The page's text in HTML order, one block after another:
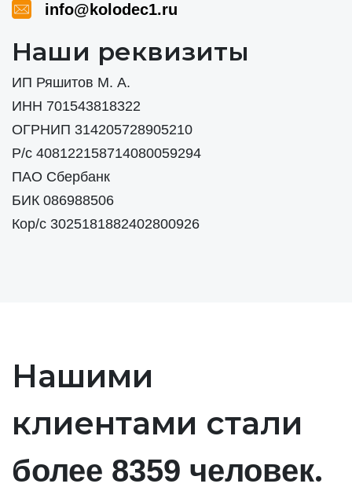
info@kolodec1.ru
Наши реквизиты
ИП Ряшитов М. А.
ИНН 701543818322
ОГРНИП 314205728905210
Р/с 408122158714080059294
ПАО Сбербанк
БИК 086988506
Кор/с 3025181882402800926
Нашими
клиентами стали
более 8359 человек.